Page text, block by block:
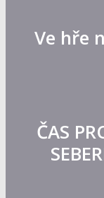
Ve hře
ČAS